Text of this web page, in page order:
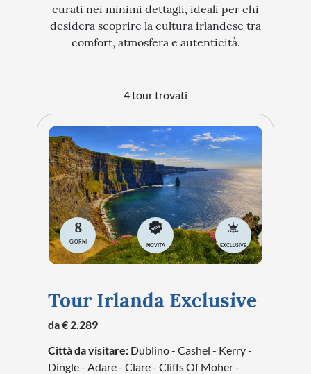
curati nei minimi dettagli, ideali per chi
desidera scoprire la cultura irlandese tra
comfort, atmosfera e autenticità.
4 tour trovati
8
GIORNI
NOVITA EXCLUSIVE
Tour Irlanda Exclusive
da € 2.289
Città da visitare: Dublino - Cashel - Kerry -
Dingle - Adare - Clare - Cliffs Of Moher -
EVENTI SPECIALI
ARTE E CULTURA